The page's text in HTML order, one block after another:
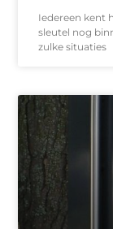
Iedereen kent
sleutel nog
zulke situaties